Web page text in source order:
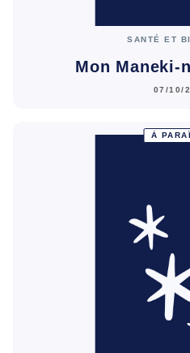
SANTÉ ET
Mon Maneki-
07/10/
À